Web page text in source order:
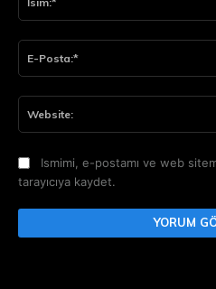
Ismimi, e-postamı ve web
tarayıcıya kaydet.